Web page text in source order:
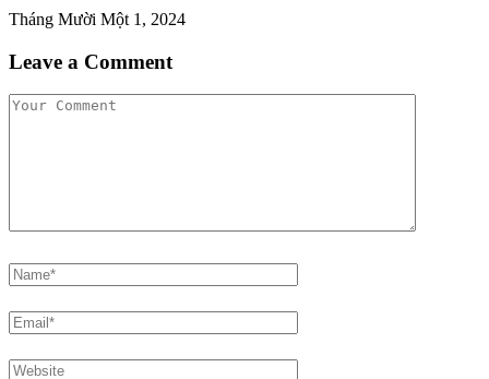
Tháng Mười Một 1, 2024
Leave a Comment